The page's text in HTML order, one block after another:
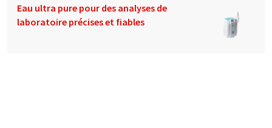
Eau ultra pure pour des analyses de
laboratoire précises et fiables